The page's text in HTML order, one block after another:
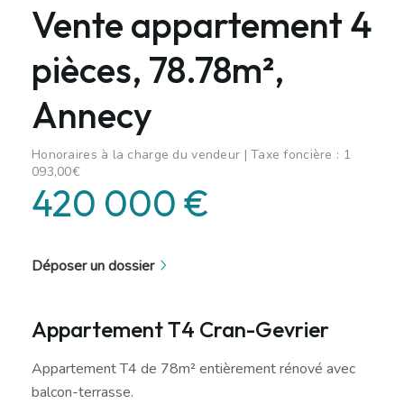
Vente appartement 4
pièces, 78.78m²,
Annecy
Honoraires à la charge du vendeur | Taxe foncière : 1
093,00€
420 000 €
Déposer un dossier
Appartement T4 Cran-Gevrier
Appartement T4 de 78m² entièrement rénové avec
balcon-terrasse.